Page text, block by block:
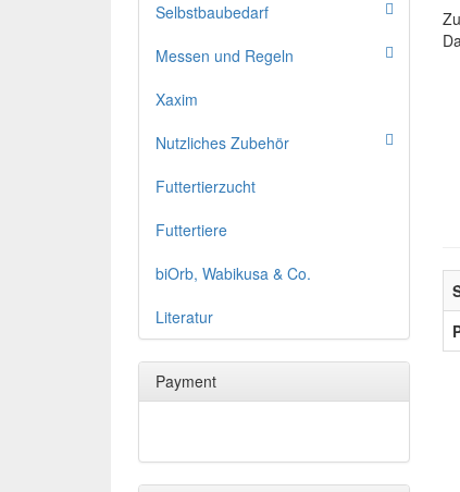
Selbstbaubedarf
Messen und Regeln
Xaxim
Nutzliches Zubehör
Futtertierzucht
Futtertiere
biOrb, Wabikusa & Co.
Literatur
Payment